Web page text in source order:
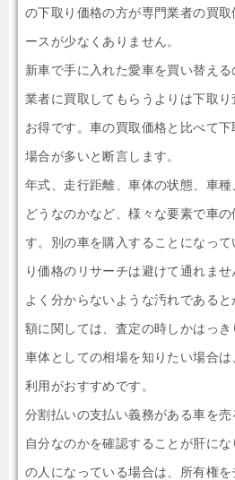
の下取り価格の方が専門業者の買
ースが少なくありません。
新車で手に入れた愛車を買い替え
業者に買取してもらうよりは下取
お得です。車の買取価格と比べて
場合が多いと断言します。
年式、走行距離、車体の状態、車
どうなのかなど、様々な要素で車
す。別の車を購入することになっ
り価格のリサーチは避けて通れませ
よく分からないような汚れである
額に関しては、査定の時しかはっ
車体としての相場を知りたい場合
利用がおすすめです。
分割払いの支払い義務がある車を
自分なのかを確認することが肝に
の人になっている場合は、所有権を